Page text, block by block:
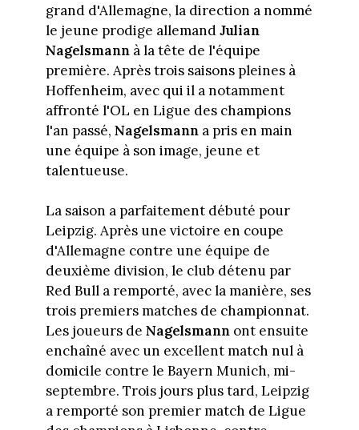
grand d'Allemagne, la direction a nommé
le jeune prodige allemandJulian
Nagelsmannà la tête de l'équipe
première. Après trois saisons pleines à
Hoffenheim, avec qui il a notamment
affronté l'OL en Ligue des champions
l'an passé, Nagelsmanna pris en main
une équipe à son image, jeune et
talentueuse.
La saison a parfaitement débuté pour
Leipzig. Après une victoire en coupe
d'Allemagne contre une équipe de
deuxième division, le club détenu par
Red Bull a remporté, avec la manière, ses
trois premiers matches de championnat.
Les joueurs de Nagelsmannont ensuite
enchaîné avec un excellent match nul à
domicile contre le Bayern Munich, mi-
septembre. Trois jours plus tard, Leipzig
a remporté son premier match de Ligue